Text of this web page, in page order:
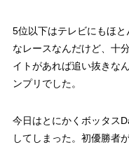
5位以下はテレビにもほ
なレースなんだけど、十
イトがあれば追い抜きな
ンプリでした。
今日はとにかくボッタス
してしまった。初優勝者